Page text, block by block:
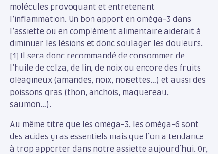
molécules provoquant et entretenant
l’inflammation. Un bon apport en oméga-3 dans
l’assiette ou en complément alimentaire aiderait à
diminuer les lésions et donc soulager les douleurs.
[1] Il sera donc recommandé de consommer de
l’huile de colza, de lin, de noix ou encore des fruits
oléagineux (amandes, noix, noisettes…) et aussi des
poissons gras (thon, anchois, maquereau,
saumon…).
Au même titre que les oméga-3, les oméga-6 sont
des acides gras essentiels mais que l’on a tendance
à trop apporter dans notre assiette aujourd’hui. Or,